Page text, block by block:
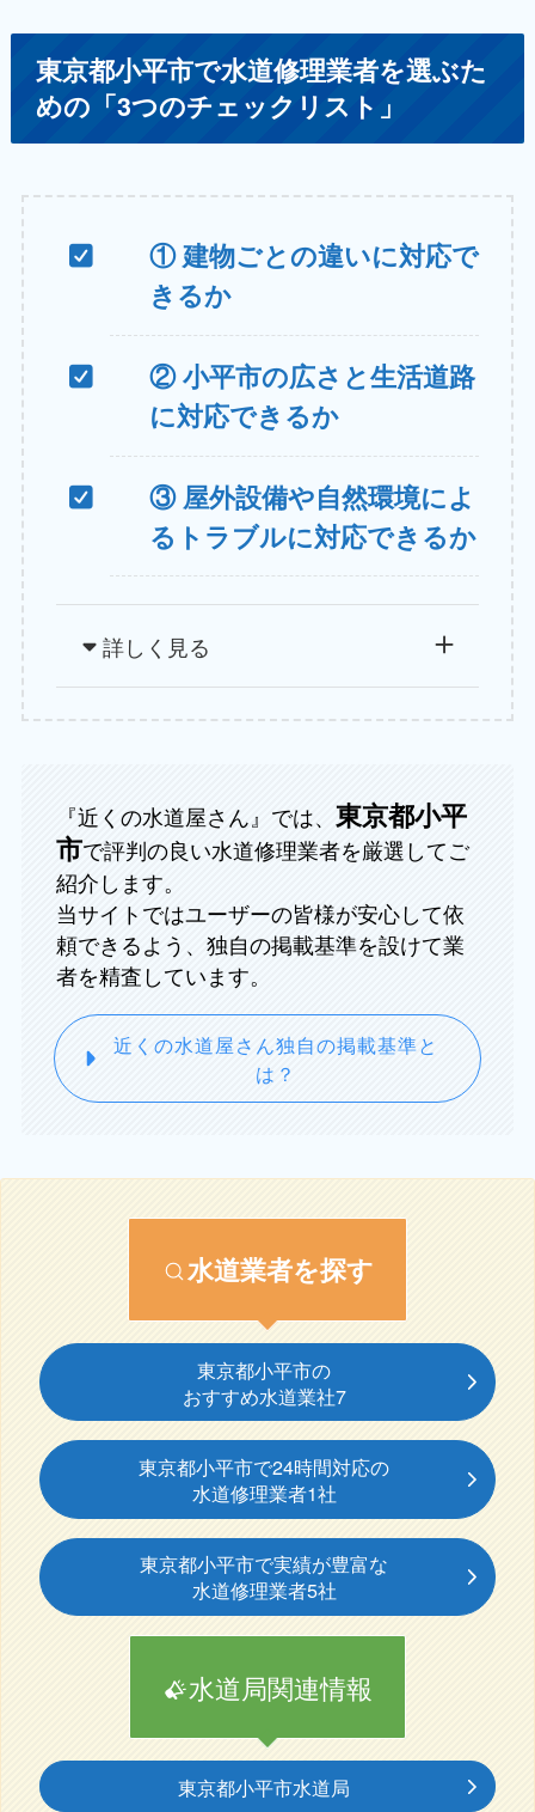
東京都小平市で水道修理業者を選ぶた
めの「3つのチェックリスト」
① 建物ごとの違いに対応で
きるか
② 小平市の広さと生活道路
に対応できるか
③ 屋外設備や自然環境によ
るトラブルに対応できるか
詳しく見る
『近くの水道屋さん』では、 東京都小平
市で評判の良い水道修理業者を厳選してご
紹介します。
当サイトではユーザーの皆様が安心して依
頼できるよう、独自の掲載基準を設けて業
者を精査しています。
近くの水道屋さん独自の掲載基準と
は？
水道業者を探す
東京都小平市の
おすすめ水道業社7
東京都小平市で24時間対応の
水道修理業者1社
東京都小平市で実績が豊富な
水道修理業者5社
水道局関連情報
東京都小平市水道局